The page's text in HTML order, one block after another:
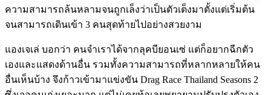
ความสามารถล้นหลามจนถูกเล็งว่าเป็นตัวเต็งมาตั้งแต่เริ่มต้น
จนสามารถเดินเข้า 3 คนสุดท้ายไปอย่างสวยงาม
แองเจเล่ บอกว่า คนจำเราได้จากลุคบียอนเซ่ แต่ก็อยากฉีกตัว
เองและแสดงด้านอื่น รวมทั้งความสามารถที่หลากหลายให้คน
อื่นเห็นบ้าง จึงก้าวเข้ามาแข่งขัน Drag Race Thailand Seasons 2